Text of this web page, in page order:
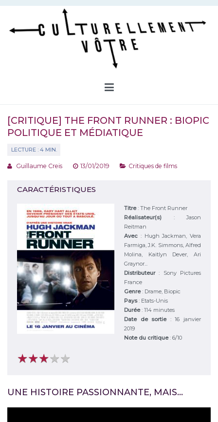
Aller
contenu
[CRITIQUE] THE FRONT RUNNER : BIOPIC
POLITIQUE ET MÉDIATIQUE
Guillaume Creis 13/01/2019 Critiques de films
CARACTÉRISTIQUES
Titre: The Front Runner
Réalisateur(s) :Jason
Reitman
Avec : Hugh Jackman, Vera
Farmiga, J.K. Simmons, Alfred
Molina, Kaitlyn Dever, Ari
Graynor...
Distributeur: Sony Pictures
France
Genre: Drame, Biopic
Pays: Etats-Unis
Durée: 114 minutes
Date de sortie : 16 janvier
2019
Note du critique: 6/10
★★★★★
★★★★★
UNE HISTOIRE PASSIONNANTE, MAIS…